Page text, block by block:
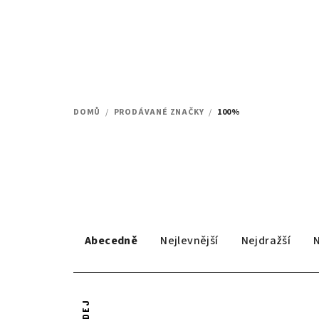
DOMŮ / PRODÁVANÉ ZNAČKY / 100%
z
e
Abecedně Nejlevnější Nejdražší
V